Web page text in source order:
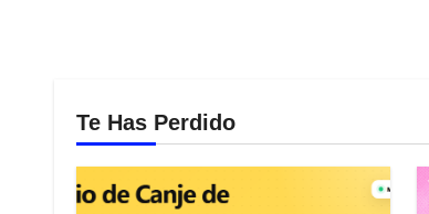
Te Has Perdido